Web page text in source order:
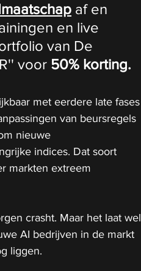
af en
en live
van De
voor 50% korting.
met eerdere late fases
van beursregels
nieuwe
indices. Dat soort
markten extreem
crasht. Maar het laat wel
AI bedrijven in de markt
liggen.